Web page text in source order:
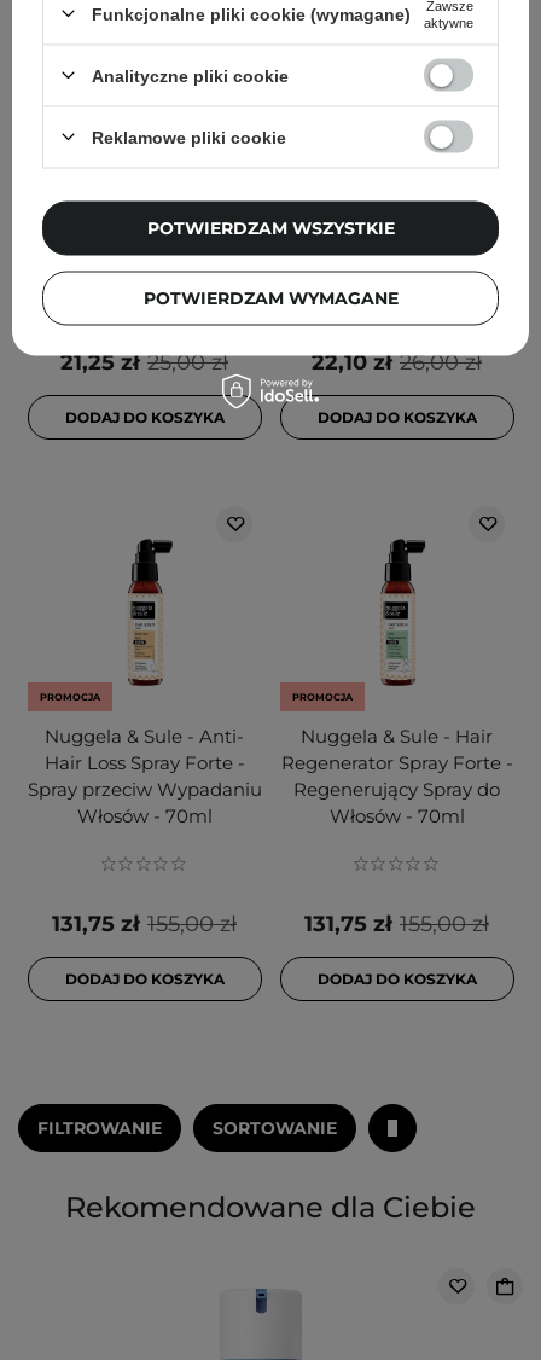
Nuggela & Sule -
Ampoule - Witaminowa
Ampułka do Włosów -
10ml
1
25,00 zł
21,25 zł
DODAJ DO KOSZYKA
Nuggela & Sule - Keratin
Nawilżająca Ampułka do
Włosów z Keratyną - 10ml
26,00 zł
22,10 zł
DODAJ DO KOSZYKA
PROMOCJA
Nuggela & Sule - Anti-
Hair Loss Spray Forte -
Spray przeciw Wypadaniu
Włosów - 70ml
155,00 zł
131,75 zł
DODAJ DO KOSZYKA
PROMOCJA
Nuggela & Sule - Hair
Regenerator Spray Forte -
Regenerujący Spray do
Włosów - 70ml
155,00 zł
131,75 zł
DODAJ DO KOSZYKA
FILTROWANIE SORTOWANIE
Rekomendowane dla Ciebie
Funkcjonalne pliki cookie (wymagane)
Zawsze
aktywne
Analityczne pliki cookie
Reklamowe pliki cookie
POTWIERDZAM WYMAGANE
POTWIERDZAM WSZYSTKIE